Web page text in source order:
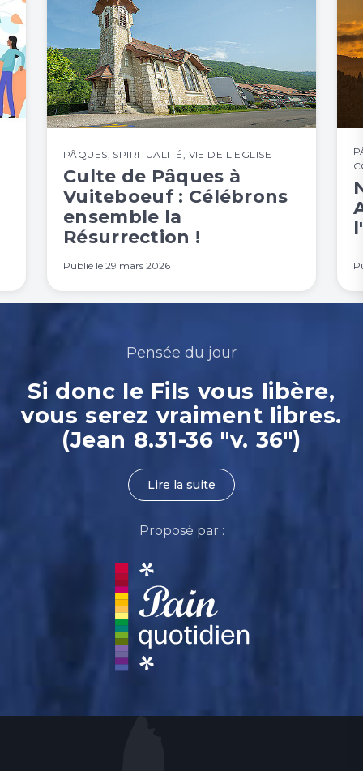
PÂQUES SPIRITUALITÉ VIE DE L'EGLISE
Culte de Pâques à
Vuiteboeuf : Célébrons
ensemble la
Résurrection !
Publié le 29 mars 2026
Pensée du jour
Si donc le Fils vous libère,
vous serez vraiment libres.
(Jean 8.31-36 "v. 36")
Lire la suite
Proposé par :